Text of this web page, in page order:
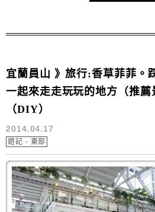
宜蘭員山 》旅行:香草菲菲。
一起來走走玩玩的地方（推薦
（DIY）
2014.04.17
遊記 - 東部